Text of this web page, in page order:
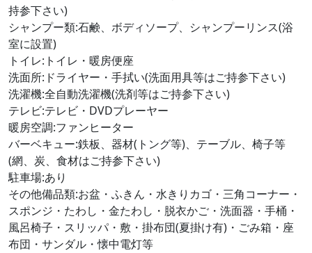
持参下さい)
シャンプー類:石鹸、ボディソープ、シャンプーリンス(浴
室に設置)
トイレ:トイレ・暖房便座
洗面所:ドライヤー・手拭い(洗面用具等はご持参下さい)
洗濯機:全自動洗濯機(洗剤等はご持参下さい)
テレビ:テレビ・DVDプレーヤー
暖房空調:ファンヒーター
バーベキュー:鉄板、器材(トング等)、テーブル、椅子等
(網、炭、食材はご持参下さい)
駐車場:あり
その他備品類:お盆・ふきん・水きりカゴ・三角コーナー・
スポンジ・たわし・金たわし・脱衣かご・洗面器・手桶・
風呂椅子・スリッパ・敷・掛布団(夏掛け有)・ごみ箱・座
布団・サンダル・懐中電灯等